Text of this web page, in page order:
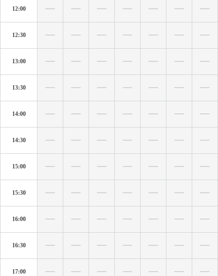
12:00
12:30
13:00
13:30
14:00
14:30
15:00
15:30
16:00
16:30
17:00